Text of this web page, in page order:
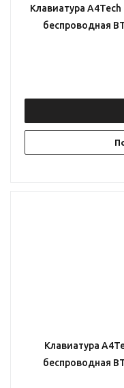
Клавиатура
беспроводная
Клавиатура
беспроводная